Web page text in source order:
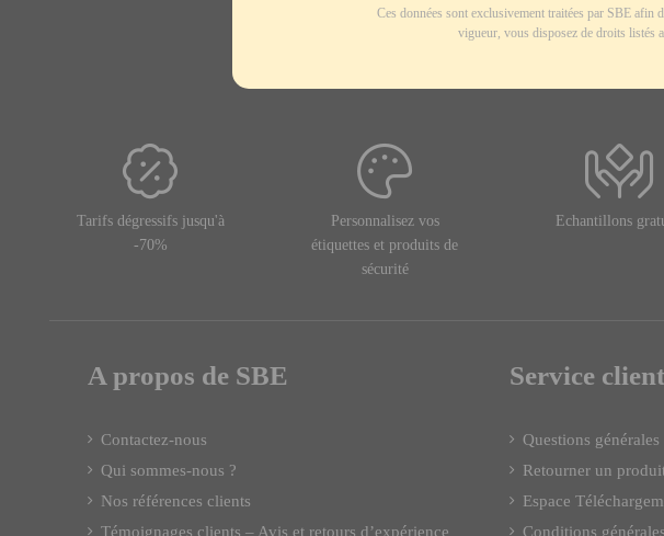
Ces données sont exclusivement traitées par SBE afin
vigueur, vous disposez de droits listés
Tarifs dégressifs jusqu'à
-70%
Personnalisez vos
étiquettes et produits de
sécurité
Echantillons
A propos de SBE
Contactez-nous
Qui sommes-nous ?
Nos références clients
Témoignages clients – Avis et retours d’expérience
Service client
Questions générales
Retourner un
Espace
Conditions